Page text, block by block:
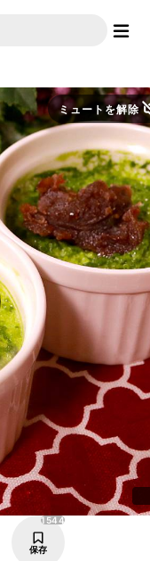
ミュートを解除
1544
保存